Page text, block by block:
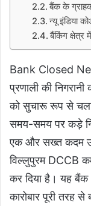
बैंक के
न्यू इंडिया
बैंकिंग
Bank Closed
प्रणाली की
को सुचारू रूप से
समय-समय पर कड़े
एक और सख्त कदम
विल्लुपुरम DCCB
कर दिया है। यह
कारोबार पूरी तरह